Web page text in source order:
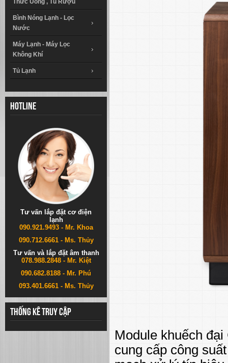
Thức Uống , Tủ Rượu
Bình Nóng Lạnh - Lọc
Nước
Máy Lạnh - Máy Lọc
Không Khí
Tủ Lạnh
Hotline
Tư vấn lắp đặt cơ điện
lạnh
090.921.9493 - Mr. Khoa
090.712.6661 - Ms. Thủy
Tư vấn và lắp đặt âm thanh
078.988.2848 - Mr. Kiệt
090.682.8188 - Mr. Phú
093.401.6661 - Ms. Thủy
Thống kê truy cập
Module khuếch
cung cấp công